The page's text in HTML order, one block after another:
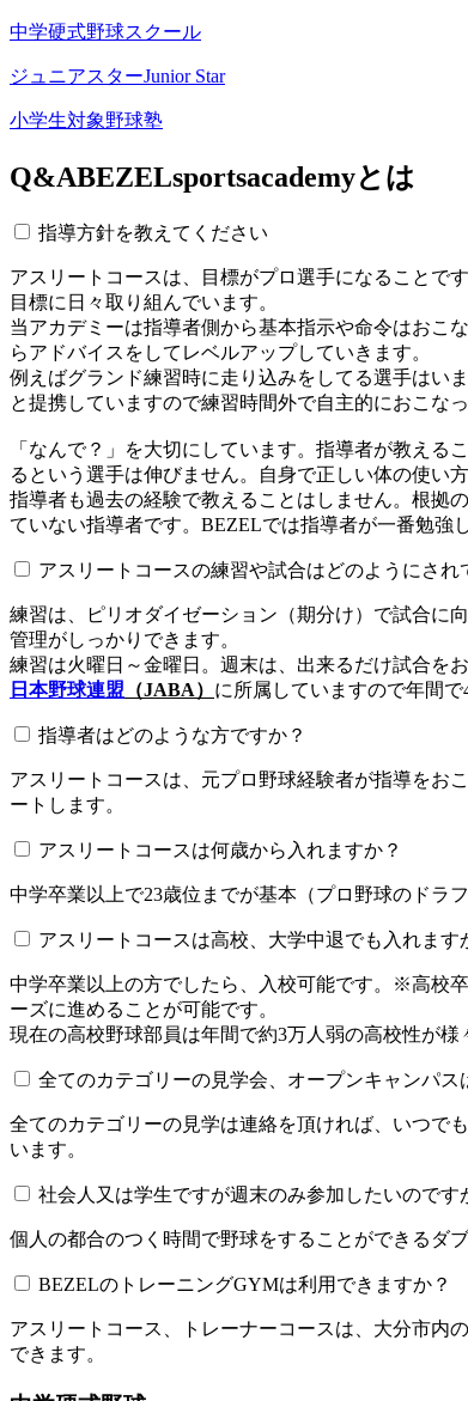
中学硬式野球スクール
ジュニアスターJunior Star
小学生対象野球塾
Q&ABEZELsportsacademyとは
指導方針を教えてください
アスリートコースは、目標がプロ選手になることで
目標に日々取り組んでいます。
当アカデミーは指導者側から基本指示や命令はおこ
らアドバイスをしてレベルアップしていきます。
例えばグランド練習時に走り込みをしてる選手はい
と提携していますので練習時間外で自主的におこなっ
「なんで？」を大切にしています。指導者が教え
るという選手は伸びません。自身で正しい体の使い
指導者も過去の経験で教えることはしません。根拠
ていない指導者です。BEZELでは指導者が一番勉強
アスリートコースの練習や試合はどのようにされ
練習は、ピリオダイゼーション（期分け）で試合に
管理がしっかりできます。
練習は火曜日～金曜日。週末は、出来るだけ試合をお
日本野球連盟 （JABA） に所属していますので年間で
指導者はどのような方ですか？
アスリートコースは、元プロ野球経験者が指導をお
ートします。
アスリートコースは何歳から入れますか？
中学卒業以上で23歳位までが基本（プロ野球のドラ
アスリートコースは高校、大学中退でも入れます
中学卒業以上の方でしたら、入校可能です。※高校
ーズに進めることが可能です。
現在の高校野球部員は年間で約3万人弱の高校性が
全てのカテゴリーの見学会、オープンキャンパス
全てのカテゴリーの見学は連絡を頂ければ、いつで
います。
社会人又は学生ですが週末のみ参加したいのです
個人の都合のつく時間で野球をすることができるダ
BEZELのトレーニングGYMは利用できますか？​​​​​
アスリートコース、トレーナーコースは、大分市内の
できます。